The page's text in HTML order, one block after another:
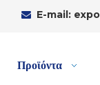
 E-mail:
Προϊόντα